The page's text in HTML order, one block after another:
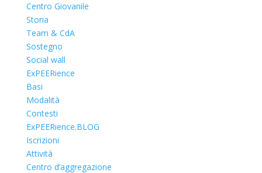
Centro Giovanile
Storia
Team & CdA
Sostegno
Social wall
ExPEERience
Basi
Modalità
Contesti
ExPEERience.BLOG
Iscrizioni
Attività
Centro d’aggregazione